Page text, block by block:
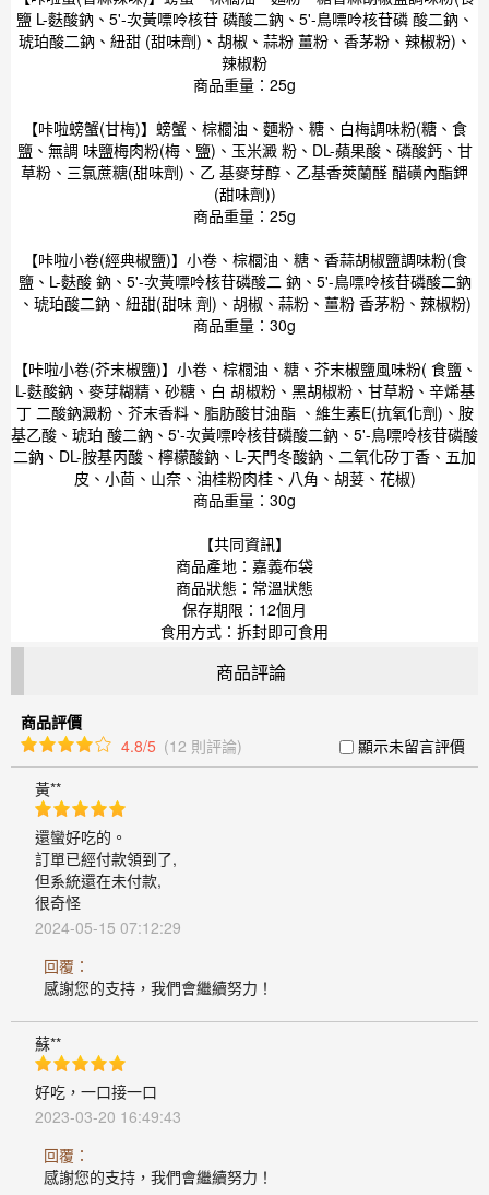
鹽 L-麩酸鈉、5'-次黃嘌呤核苷 磷酸二鈉、5'-鳥嘌呤核苷磷 酸二鈉、
琥珀酸二鈉、紐甜 (甜味劑)、胡椒、蒜粉 薑粉、香茅粉、辣椒粉)、
辣椒粉
商品重量：25g
【咔啦螃蟹(甘梅)】螃蟹、棕櫚油、麵粉、糖、白梅調味粉(糖、食
鹽、無調 味鹽梅肉粉(梅、鹽)、玉米澱 粉、DL-蘋果酸、磷酸鈣、甘
草粉、三氯蔗糖(甜味劑)、乙 基麥芽醇、乙基香莢蘭醛 醋磺內酯鉀
(甜味劑))
商品重量：25g
【咔啦小卷(經典椒鹽)】小卷、棕櫚油、糖、香蒜胡椒鹽調味粉(食
鹽、L-麩酸 鈉、5'-次黃嘌呤核苷磷酸二 鈉、5'-鳥嘌呤核苷磷酸二鈉
、琥珀酸二鈉、紐甜(甜味 劑)、胡椒、蒜粉、薑粉 香茅粉、辣椒粉)
商品重量：30g
【咔啦小卷(芥末椒鹽)】小卷、棕櫚油、糖、芥末椒鹽風味粉( 食鹽、
L-麩酸鈉、麥芽糊精、砂糖、白 胡椒粉、黑胡椒粉、甘草粉、辛烯基
丁 二酸鈉澱粉、芥末香料、脂肪酸甘油酯 、維生素E(抗氧化劑)、胺
基乙酸、琥珀 酸二鈉、5'-次黃嘌呤核苷磷酸二鈉、5'-鳥嘌呤核苷磷酸
二鈉、DL-胺基丙酸、檸檬酸鈉、L-天門冬酸鈉、二氧化矽丁香、五加
皮、小茴、山奈、油桂粉肉桂、八角、胡荽、花椒)
商品重量：30g
【共同資訊】
商品產地：嘉義布袋
商品狀態：常溫狀態
保存期限：12個月
食用方式：拆封即可食用
商品評論
商品評價
4.8/5 (12 則評論)
顯示未留言評價
黃**
還蠻好吃的。
訂單已經付款領到了,
但系統還在未付款,
很奇怪
2024-05-15 07:12:29
回覆：
感謝您的支持，我們會繼續努力！
蘇**
好吃，一口接一口
2023-03-20 16:49:43
回覆：
感謝您的支持，我們會繼續努力！